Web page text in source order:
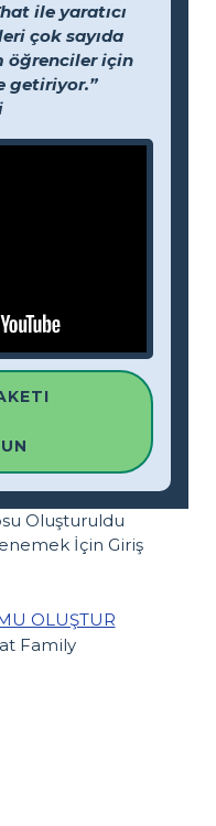
ile yaratıcı
çok sayıda
öğrenciler için
getiriyor.”
Oluşturuldu
İçin Giriş
OLUŞTUR